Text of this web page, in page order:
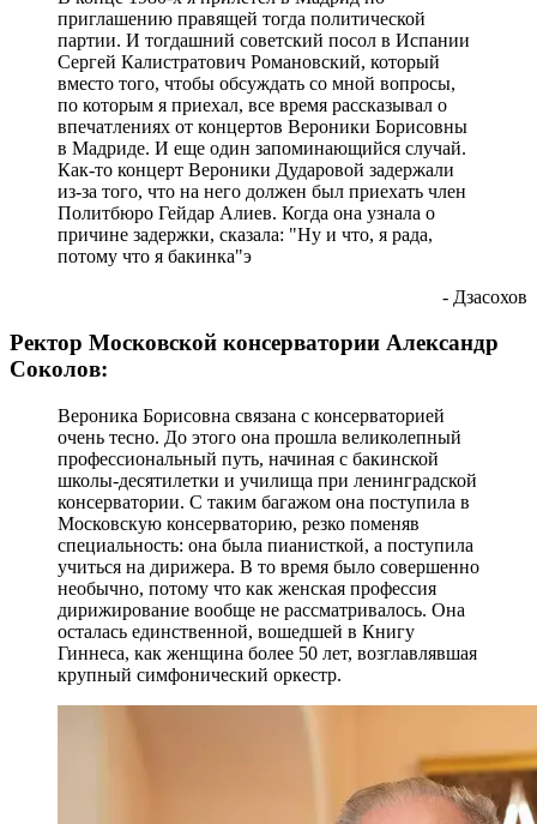
приглашению правящей тогда политической
партии. И тогдашний советский посол в Испании
Сергей Калистратович Романовский, который
вместо того, чтобы обсуждать со мной вопросы,
по которым я приехал, все время рассказывал о
впечатлениях от концертов Вероники Борисовны
в Мадриде. И еще один запоминающийся случай.
Как-то концерт Вероники Дударовой задержали
из-за того, что на него должен был приехать член
Политбюро Гейдар Алиев. Когда она узнала о
причине задержки, сказала: "Ну и что, я рада,
потому что я бакинка"э
- Дзасохов
Ректор Московской консерватории Александр
Соколов:
Вероника Борисовна связана с консерваторией
очень тесно. До этого она прошла великолепный
профессиональный путь, начиная с бакинской
школы-десятилетки и училища при ленинградской
консерватории. С таким багажом она поступила в
Московскую консерваторию, резко поменяв
специальность: она была пианисткой, а поступила
учиться на дирижера. В то время было совершенно
необычно, потому что как женская профессия
дирижирование вообще не рассматривалось. Она
осталась единственной, вошедшей в Книгу
Гиннеса, как женщина более 50 лет, возглавлявшая
крупный симфонический оркестр.